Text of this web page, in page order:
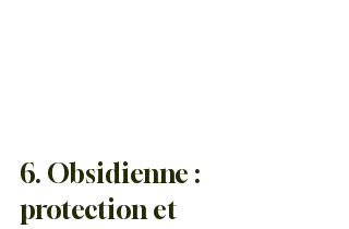
6. Obsidienne :
protection et